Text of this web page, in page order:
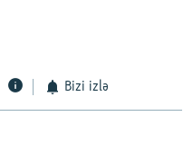
Bizi izlə